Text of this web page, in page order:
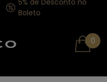
5% de Desconto no
Boleto
0